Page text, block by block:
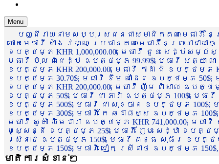
Menu
បញ្ជីរាយនាមសប្បុរសជនជាសមាជិកគណៈមេធាវី
លោកមេធាវី សាំង វណ្ណៈ ប្រធានគណៈមេធាវីនៃព្រះរា
ឧបត្ថម្ភ KHR 1,000,000.00, មេធាវី ជួន សេដ្ឋស
មេធាវី ប៉ុល ពិជេដ្ឋ ឧបត្ថម្ភ 99.99$, មេធាវី សត្យា ណ
ឧបត្ថម្ភ KHR 200,000.00, មេធាវី កាដា ជី ឧបត្ថម្ភ
ឧបត្ថម្ភ 30.70$, មេធាវី ខឹម ណាដែន ឧបត្ថម្ភ 50$,
ឧបត្ថម្ភ KHR 200,000.00, មេធាវី ញឹម ពិសាល ឧបត្ថ
ឧបត្ថម្ភ 50$, មេធាវី ជា ភារ៉ា ឧបត្ថម្ភ 100$, មេ
ឧបត្ថម្ភ 500$, មេធាវី ជា សុខចាន់ ឧបត្ថម្ភ
ឧបត្ថម្ភ 300$, មេធាវី កែ ឆដាផស្ស ឧបត្ថម្ភ
មេធាវី សួគ៌ា លឹមដារា ឧបត្ថម្ភ KHR 741,000.00, មេ
មូសេ្សន្នី ឧបត្ថម្ភ 25$, មេធាវី ញ៉ែម សេដ្ឋា ឧបត្ថ
ស្រីនាថ ឧបត្ថម្ភ 150$, មេធាវី គន្ធ សុធីរ ឧបត្ថម្ភ
ឧបត្ថម្ភ 150$, មេធាវី ជៀក ស្រីនាថ ឧបត្ថម្ភ 150$,
មាតិការសំខាន់ៗ